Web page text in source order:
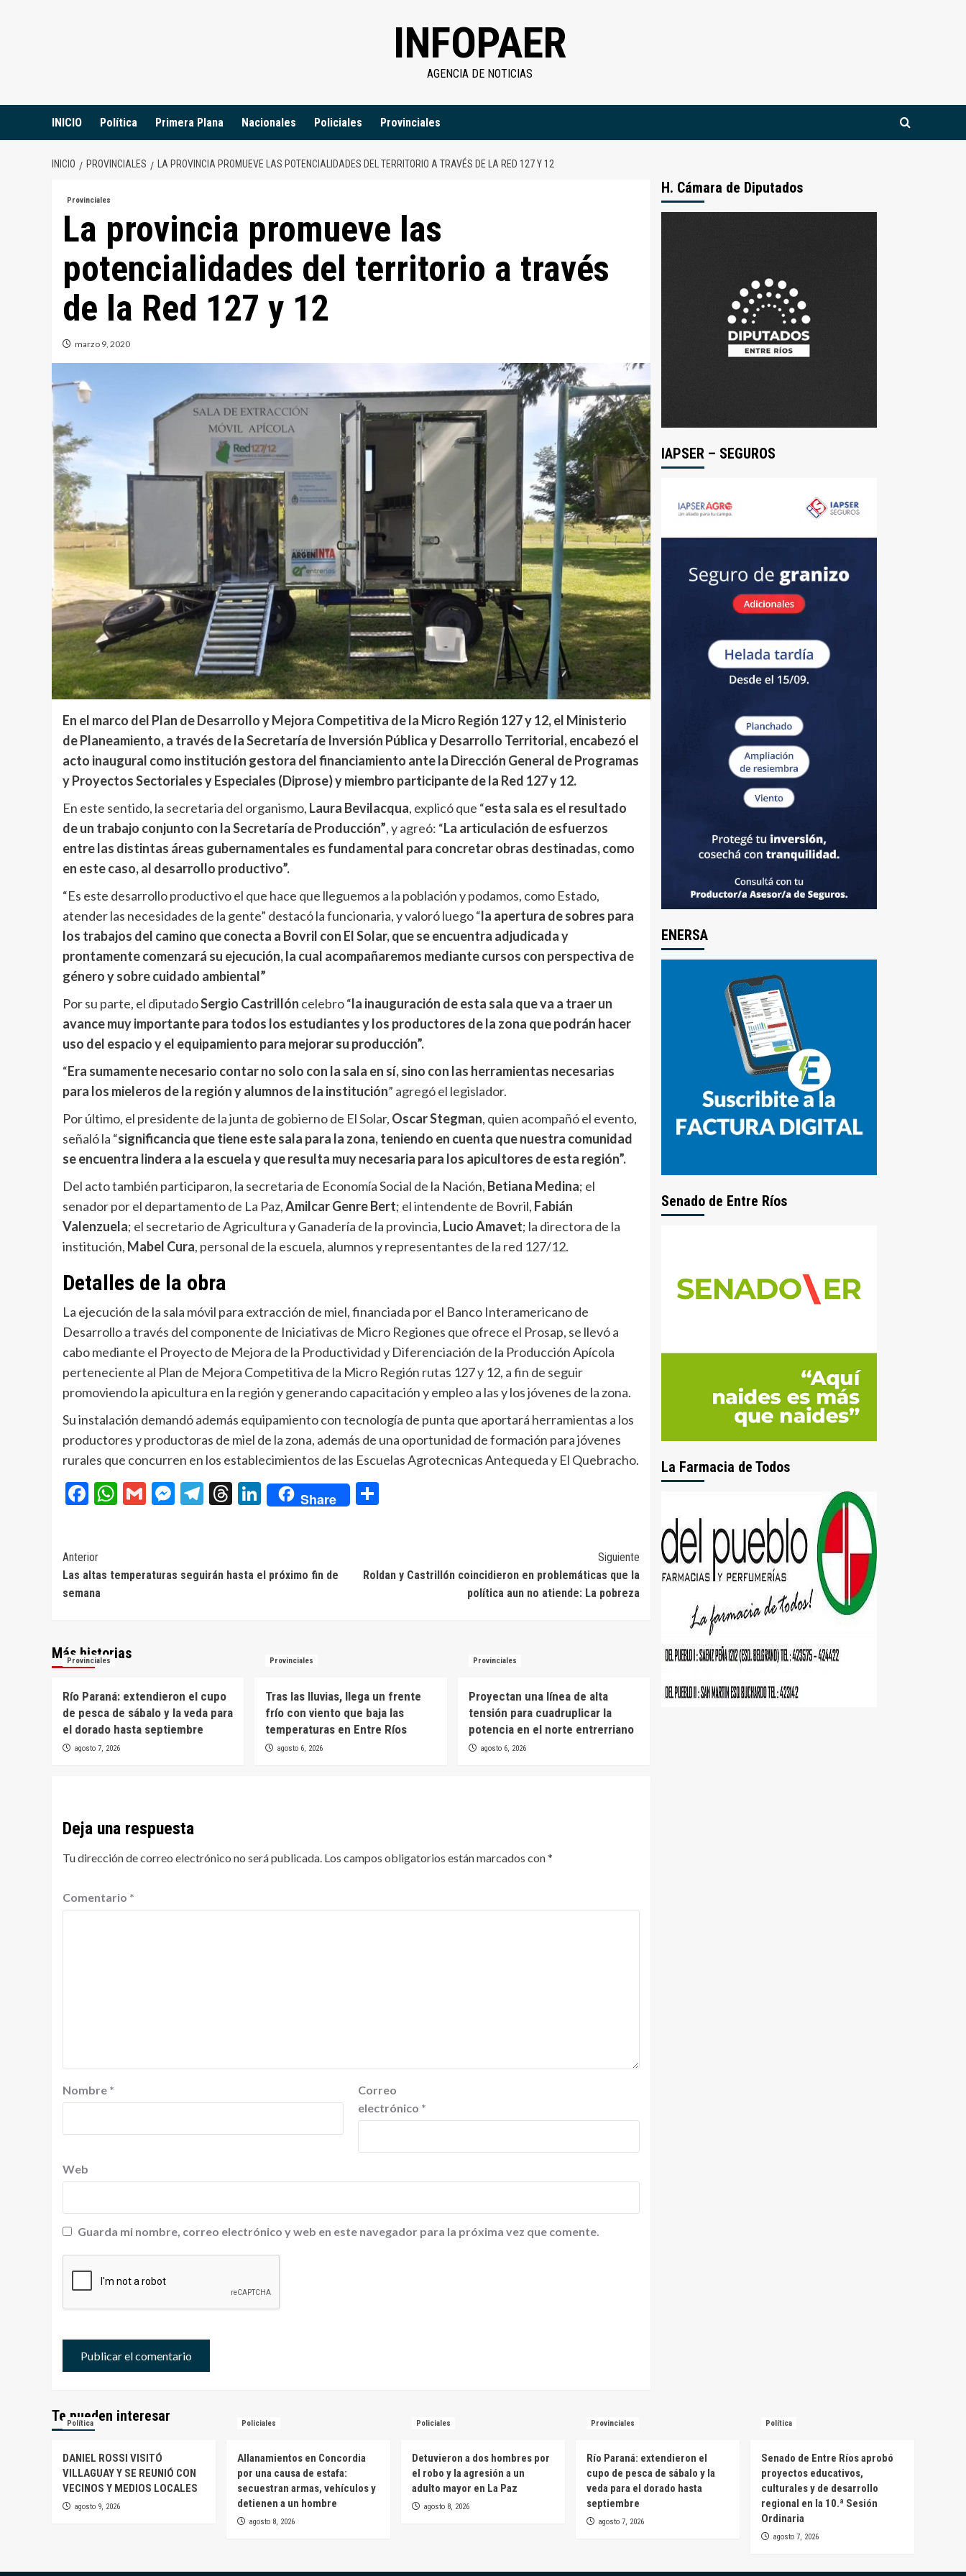
INFOPAER
AGENCIA DE NOTICIAS
INICIO Política Primera Plana Nacionales Policiales Provinciales
INICIO PROVINCIALES LA PROVINCIA PROMUEVE LAS POTENCIALIDADES DEL TERRITORIO A TRAVÉS DE LA RED 127 Y 12
Provinciales
La provincia promueve las
potencialidades del territorio a través
de la Red 127 y 12
marzo 9, 2020
En el marco del Plan de Desarrollo y Mejora Competitiva de la Micro Región 127 y 12, el Ministerio
de Planeamiento, a través de la Secretaría de Inversión Pública y Desarrollo Territorial, encabezó el
acto inaugural como institución gestora del financiamiento ante la Dirección General de Programas
y Proyectos Sectoriales y Especiales (Diprose) y miembro participante de la Red 127 y 12.
En este sentido, la secretaria del organismo, Laura Bevilacqua, explicó que “esta sala es el resultado
de un trabajo conjunto con la Secretaría de Producción”, y agreó: “La articulación de esfuerzos
entre las distintas áreas gubernamentales es fundamental para concretar obras destinadas, como
en este caso, al desarrollo productivo”.
“Es este desarrollo productivo el que hace que lleguemos a la población y podamos, como Estado,
atender las necesidades de la gente” destacó la funcionaria, y valoró luego “la apertura de sobres para
los trabajos del camino que conecta a Bovril con El Solar, que se encuentra adjudicada y
prontamente comenzará su ejecución, la cual acompañaremos mediante cursos con perspectiva de
género y sobre cuidado ambiental”
Por su parte, el diputadoSergio Castrillón celebro “la inauguración de esta sala que va a traer un
avance muy importante para todos los estudiantes y los productores de la zona que podrán hacer
uso del espacio y el equipamiento para mejorar su producción”.
“Era sumamente necesario contar no solo con la sala en sí, sino con las herramientas necesarias
para los mieleros de la región y alumnos de la institución” agregó el legislador.
Por último, el presidente de la junta de gobierno de El Solar, Oscar Stegman, quien acompañó el evento,
señaló la “significancia que tiene este sala para la zona, teniendo en cuenta que nuestra comunidad
se encuentra lindera a la escuela y que resulta muy necesaria para los apicultores de esta región”.
Del acto también participaron, la secretaria de Economía Social de la Nación, Betiana Medina; el
senador por el departamento de La Paz,Amilcar Genre Bert; el intendente de Bovril, Fabián
Valenzuela; el secretario de Agricultura y Ganadería de la provincia, Lucio Amavet; la directora de la
institución, Mabel Cura, personal de la escuela, alumnos y representantes de la red 127/12.
Detalles de la obra
La ejecución de la sala móvil para extracción de miel, financiada por el Banco Interamericano de
Desarrollo a través del componente de Iniciativas de Micro Regiones que ofrece el Prosap, se llevó a
cabo mediante el Proyecto de Mejora de la Productividad y Diferenciación de la Producción Apícola
perteneciente al Plan de Mejora Competitiva de la Micro Región rutas 127 y 12, a fin de seguir
promoviendo la apicultura en la región y generando capacitación y empleo a las y los jóvenes de la zona.
Su instalación demandó además equipamiento con tecnología de punta que aportará herramientas a los
productores y productoras de miel de la zona, además de una oportunidad de formación para jóvenes
rurales que concurren en los establecimientos de las Escuelas Agrotecnicas Antequeda y El Quebracho.
Facebook
WhatsApp
GmailMessenger
Telegram
Threads
LinkedIn
Share
Navegación
de
Anterior
Las altas temperaturas seguirán hasta el próximo fin de
semana
Siguiente
Roldan y Castrillón coincidieron en problemáticas que la
política aun no atiende: La pobreza
Más historias
Provinciales
Río Paraná: extendieron el cupo
de pesca de sábalo y la veda para
el dorado hasta septiembre
agosto 7, 2026
Provinciales
Tras las lluvias, llega un frente
frío con viento que baja las
temperaturas en Entre Ríos
agosto 6, 2026
Provinciales
Proyectan una línea de alta
tensión para cuadruplicar la
potencia en el norte entrerriano
agosto 6, 2026
Deja una respuesta
Tu dirección de correo electrónico no será publicada. Los campos obligatorios están marcados con*
Comentario *
Nombre *
Correo
electrónico *
Web
Guarda mi nombre, correo electrónico y web en este navegador para la próxima vez que comente.
H. Cámara de Diputados
IAPSER – SEGUROS
ENERSA
Senado de Entre Ríos
La Farmacia de Todos
Te pueden interesar
Política
DANIEL ROSSI VISITÓ
VILLAGUAY Y SE REUNIÓ CON
VECINOS Y MEDIOS LOCALES
agosto 9, 2026
Policiales
Allanamientos en Concordia
por una causa de estafa:
secuestran armas, vehículos y
detienen a un hombre
agosto 8, 2026
Policiales
Detuvieron a dos hombres por
el robo y la agresión a un
adulto mayor en La Paz
agosto 8, 2026
Provinciales
Río Paraná: extendieron el
cupo de pesca de sábalo y la
veda para el dorado hasta
septiembre
agosto 7, 2026
Política
Senado de Entre Ríos aprobó
proyectos educativos,
culturales y de desarrollo
regional en la 10.ª Sesión
Ordinaria
agosto 7, 2026